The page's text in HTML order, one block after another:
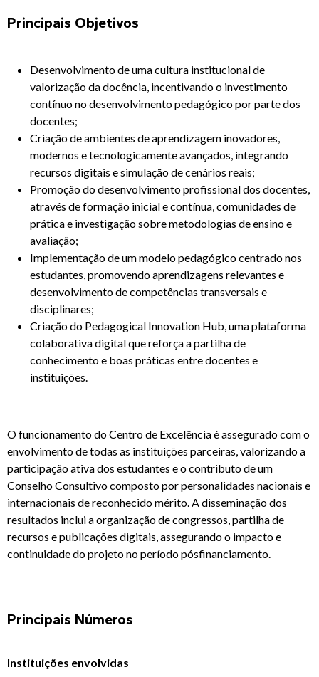
Principais Objetivos
Desenvolvimento de uma cultura institucional de
valorização da docência, incentivando o investimento
contínuo no desenvolvimento pedagógico por parte dos
docentes;
Criação de ambientes de aprendizagem inovadores,
modernos e tecnologicamente avançados, integrando
recursos digitais e simulação de cenários reais;
Promoção do desenvolvimento profissional dos docentes,
através de formação inicial e contínua, comunidades de
prática e investigação sobre metodologias de ensino e
avaliação;
Implementação de um modelo pedagógico centrado nos
estudantes, promovendo aprendizagens relevantes e
desenvolvimento de competências transversais e
disciplinares;
Criação do Pedagogical Innovation Hub, uma plataforma
colaborativa digital que reforça a partilha de
conhecimento e boas práticas entre docentes e
instituições.
O funcionamento do Centro de Excelência é assegurado com o
envolvimento de todas as instituições parceiras, valorizando a
participação ativa dos estudantes e o contributo de um
Conselho Consultivo composto por personalidades nacionais e
internacionais de reconhecido mérito. A disseminação dos
resultados inclui a organização de congressos, partilha de
recursos e publicações digitais, assegurando o impacto e
continuidade do projeto no período pósfinanciamento.
Principais Números
Instituições envolvidas